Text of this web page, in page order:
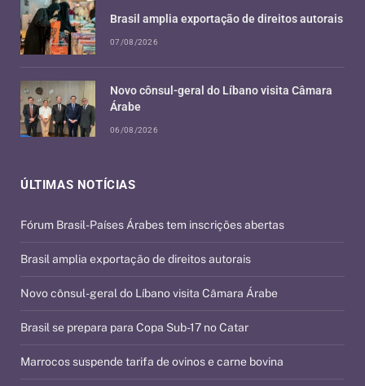
ÚLTIMAS NOTÍCIAS
Fórum Brasil-Países Árabes tem inscrições abertas
Brasil amplia exportação de direitos autorais
Novo cônsul-geral do Líbano visita Câmara Árabe
Brasil se prepara para Copa Sub-17 no Catar
Marrocos suspende tarifa de ovinos e carne bovina
Brasil amplia exportação de direitos autorais
07/08/2026
Novo cônsul-geral do Líbano visita Câmara
Árabe
06/08/2026